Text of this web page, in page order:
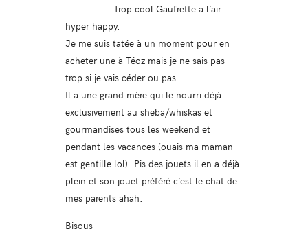
Trop cool Gaufrette a l’air
hyper happy.
Je me suis tatée à un moment pour en
acheter une à Téoz mais je ne sais pas
trop si je vais céder ou pas.
Il a une grand mère qui le nourri déjà
exclusivement au sheba/whiskas et
gourmandises tous les weekend et
pendant les vacances (ouais ma maman
est gentille lol). Pis des jouets il en a déjà
plein et son jouet préféré c’est le chat de
mes parents ahah.
Bisous